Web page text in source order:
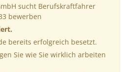
sucht Berufskraftfahrer
bewerben
bereits erfolgreich besetzt.
Sie wie Sie wirklich arbeiten